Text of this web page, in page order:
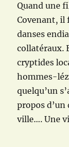
Quand une
Covenant, il
danses
collatéraux.
cryptides
hommes-
quelqu’un
propos
ville…. Une